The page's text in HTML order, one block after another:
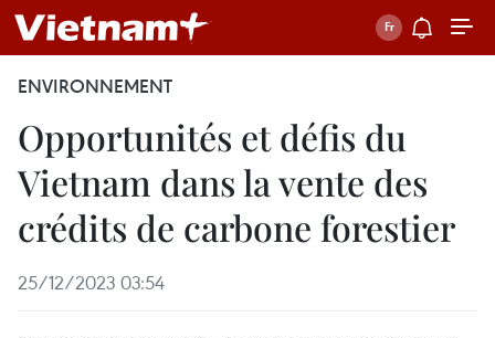
ENVIRONNEMENT
Opportunités et défis du
Vietnam dans la vente des
crédits de carbone forestier
25/12/2023 03:54